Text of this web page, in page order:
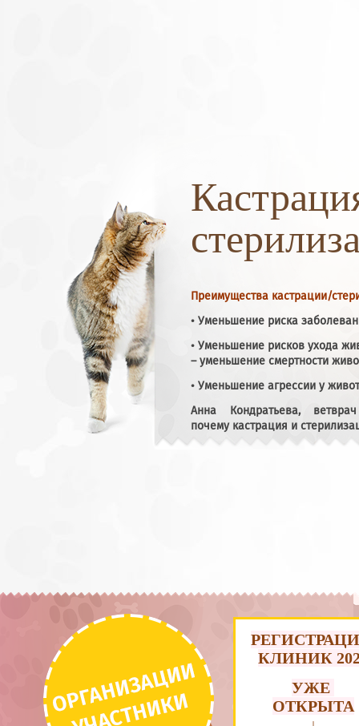
Преимущества кастрации/
• Уменьшение риска
• Уменьшение рисков ухода
– уменьшение смертности
• Уменьшение агрессии у
Анна Кондратьева,
почему кастрация и
РЕ
КЛИНИК
УЖЕ
ОТКРЫТА